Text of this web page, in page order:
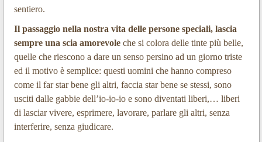
sentiero.
Il passaggio nella nostra vita delle persone speciali, lascia
sempre una scia amorevoleche si colora delle tinte più belle,
quelle che riescono a dare un senso persino ad un giorno triste
ed il motivo è semplice: questi uomini che hanno compreso
come il far star bene gli altri, faccia star bene se stessi, sono
usciti dalle gabbie dell’io-io-io e sono diventati liberi,… liberi
di lasciar vivere, esprimere, lavorare, parlare gli altri, senza
interferire, senza giudicare.